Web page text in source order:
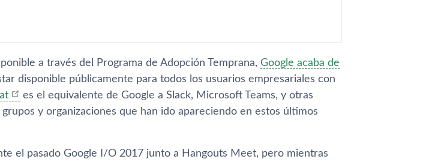
a través del Programa de Adopción Temprana, Google acaba de
disponible públicamente para todos los usuarios empresariales con
es el equivalente de Google a Slack, Microsoft Teams, y otras
y organizaciones que han ido apareciendo en estos últimos
el pasado Google I/O 2017 junto a Hangouts Meet, pero mientras